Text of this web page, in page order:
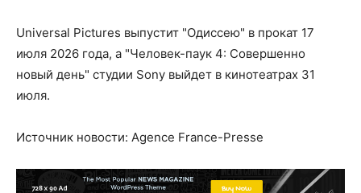
Universal Pictures выпустит "Одиссею" в прокат 17
июля 2026 года, а "Человек-паук 4: Совершенно
новый день" студии Sony выйдет в кинотеатрах 31
июля.
Источник новости: Agence France-Presse